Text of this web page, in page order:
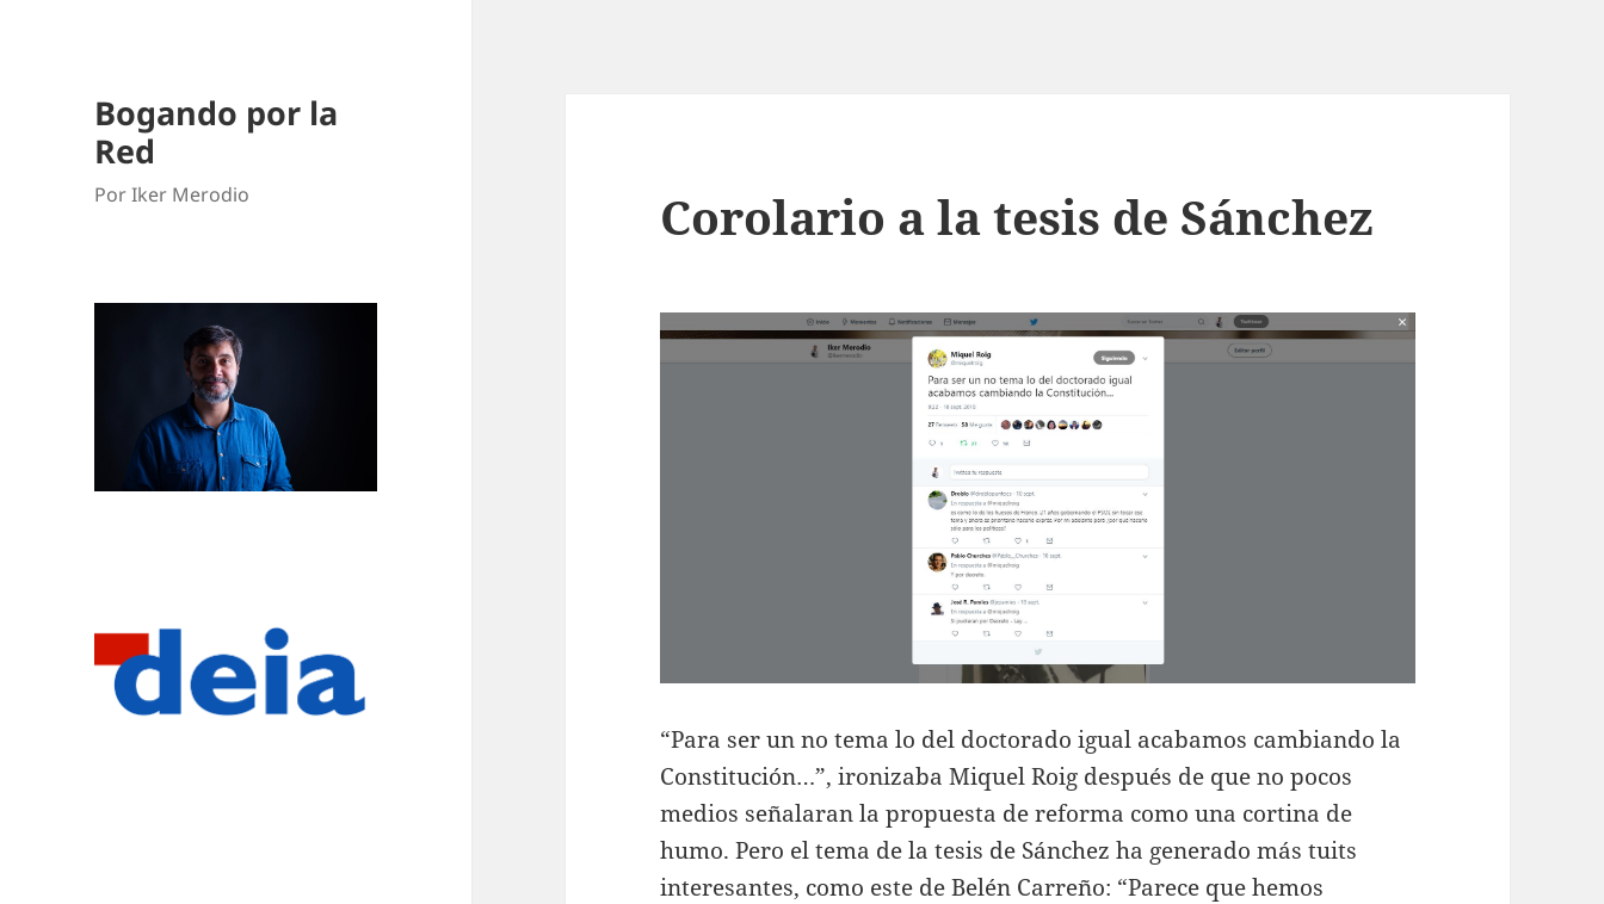
Bogando por la
Red
Por Iker Merodio Corolario a la tesis de Sánchez
“Para ser un no tema lo del doctorado igual acabamos cambiando la
Constitución…”, ironizaba Miquel Roig después de que no pocos
medios señalaran la propuesta de reforma como una cortina de
humo. Pero el tema de la tesis de Sánchez ha generado más tuits
interesantes, como este de Belén Carreño: “Parece que hemos